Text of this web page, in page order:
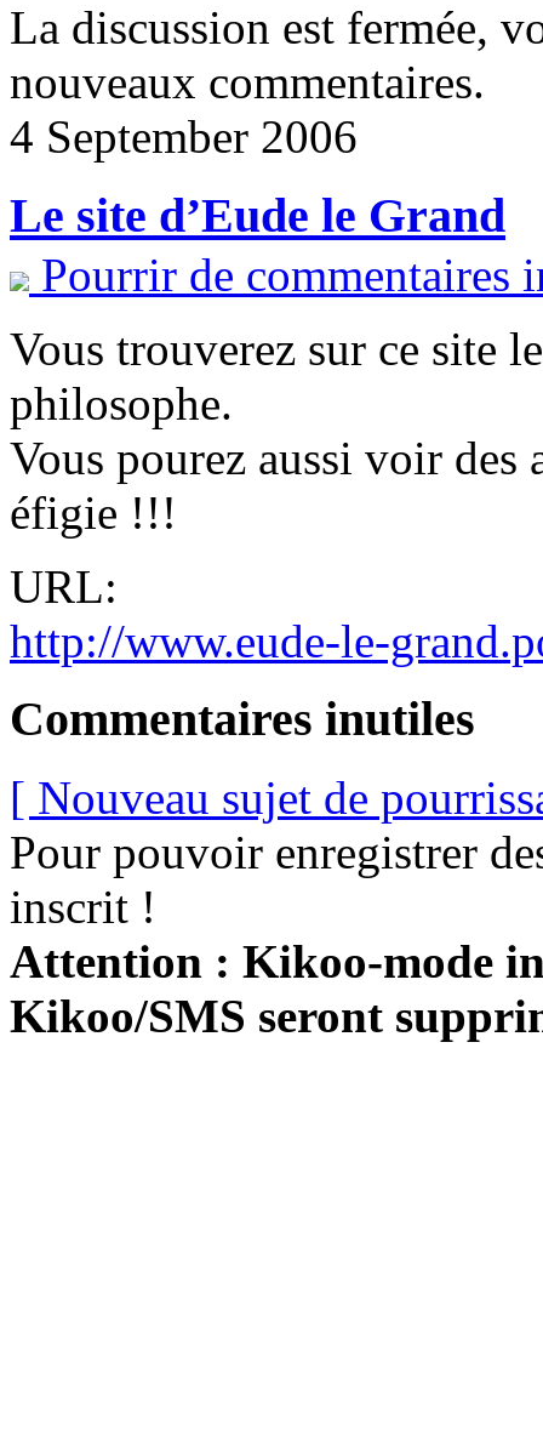
La discussion est fermée,
nouveaux commentaires.
4 September 2006
Le site d’Eude le Grand
Pourrir de commentaires
Vous trouverez sur ce site
philosophe.
Vous pourez aussi voir des
éfigie !!!
URL:
http://www.eude-le-
Commentaires inutiles
[ Nouveau sujet de
Pour pouvoir enregistrer
inscrit !
Attention : Kikoo-mode
Kikoo/SMS seront